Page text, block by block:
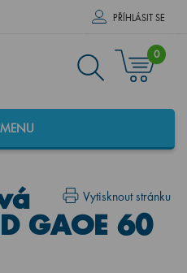
PŘÍHLÁSIT SE
0
MENU
Vytisknout stránku
GAOE 60